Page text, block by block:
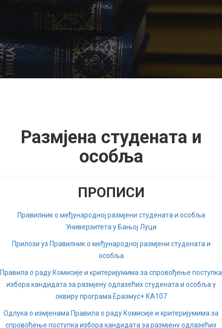
Размјена студената и
особља
ПРОПИСИ
Правилник о међународној размјени студената и особља
Универзитета у Бањој Луци
Прилози уз Правилник о међународној размјени студената и
особља
Правила о раду Комисије и критеријумима за спровођење поступка
избора кандидата за размјену одлазећих студената и особља у
оквиру програма Еразмус+ КА107
Одлука о измјенама Правила о раду Комисије и критеријумима за
спровођење поступка избора кандидата за размјену одлазећих